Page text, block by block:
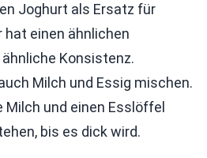
Joghurt als Ersatz für
hat einen ähnlichen
Konsistenz.
Milch und Essig mischen.
und einen Esslöffel
bis es dick wird.